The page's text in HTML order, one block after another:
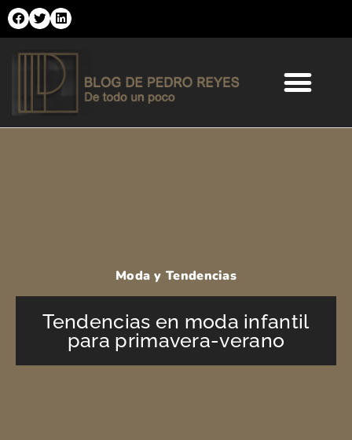
al
contenido
Moda y Tendencias
Tendencias en moda infantil
para primavera-verano